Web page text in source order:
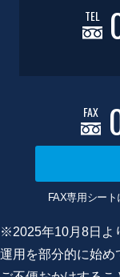
TEL
FAX
FAX専用シー
※2025年10月8日よ
運用を部分的に始め